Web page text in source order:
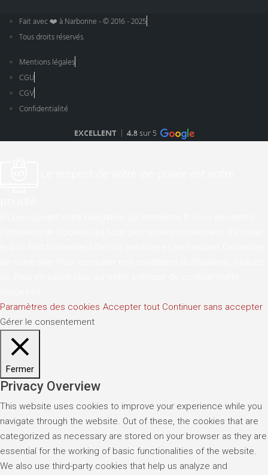
Fait avec ❤️ à Narbonne - © 2016 - 2025
Tous droits réservés.
Mentions légales
CGU
CGV
Confidentialité
Paramètres des cookies Accepter tout Continuer sans accepter
Gérer le consentement
Fermer
Privacy Overview
This website uses cookies to improve your experience while you
navigate through the website. Out of these, the cookies that are
categorized as necessary are stored on your browser as they are
essential for the working of basic functionalities of the website.
We also use third-party cookies that help us analyze and